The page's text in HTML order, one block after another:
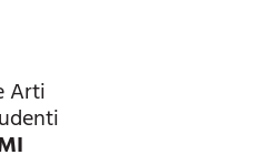
Arti